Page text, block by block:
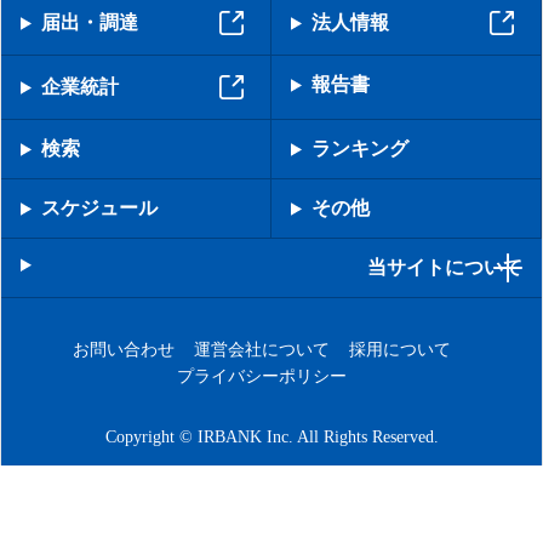
届出・調達 法人情報
企業統計 報告書
検索 ランキング
スケジュール その他
当サイトについて
お問い合わせ 運営会社について
採用について
プライバシーポリシー
Copyright © IRBANK Inc. All Rights Reserved.